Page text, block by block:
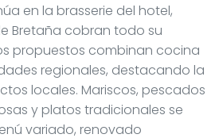
en la brasserie del hotel,
Bretaña cobran todo su
propuestos combinan cocina
regionales, destacando la
locales. Mariscos, pescados
y platos tradicionales se
variado, renovado